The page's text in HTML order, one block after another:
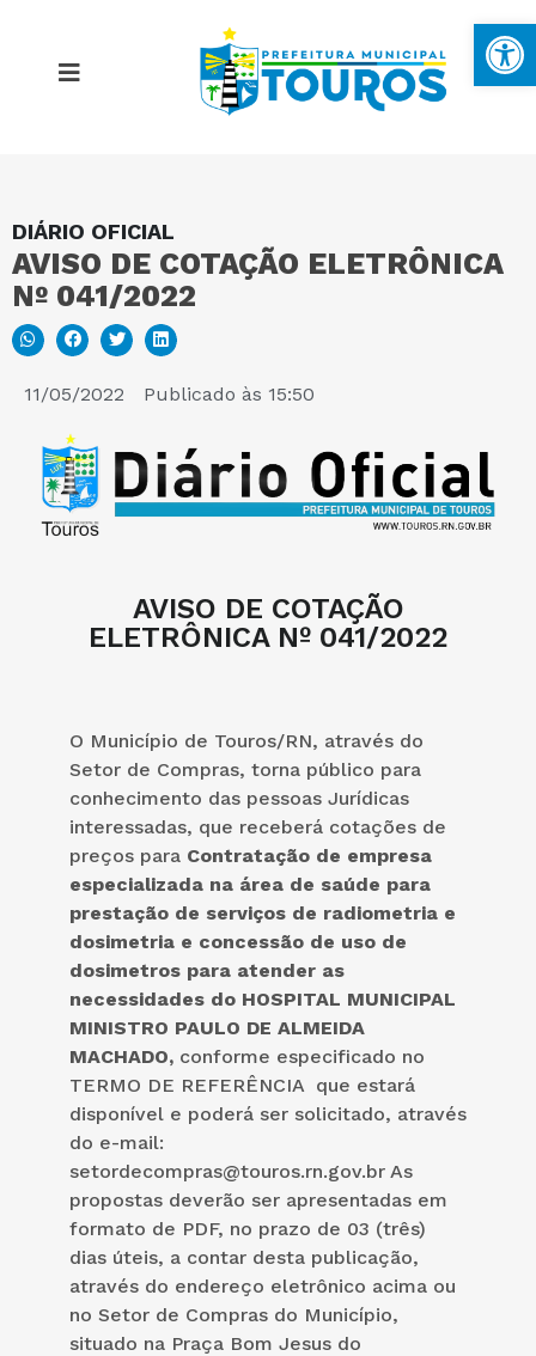
DIÁRIO OFICIAL
AVISO DE COTAÇÃO ELETRÔNICA
Nº 041/2022
11/05/2022 Publicado às 15:50
AVISO DE COTAÇÃO
ELETRÔNICA Nº 041/2022
O Município de Touros/RN, através do
Setor de Compras, torna público para
conhecimento das pessoas Jurídicas
interessadas, que receberá cotações de
preços para Contratação de empresa
especializada na área de saúde para
prestação de serviços de radiometria e
dosimetria e concessão de uso de
dosimetros para atender as
necessidades do HOSPITAL MUNICIPAL
MINISTRO PAULO DE ALMEIDA
MACHADO, conforme especificado no
TERMO DE REFERÊNCIA que estará
disponível e poderá ser solicitado, através
do e-mail:
setordecompras@touros.rn.gov.br As
propostas deverão ser apresentadas em
formato de PDF, no prazo de 03 (três)
dias úteis, a contar desta publicação,
através do endereço eletrônico acima ou
no Setor de Compras do Município,
situado na Praça Bom Jesus do
MAPA DO SITE
PORTAL DA TRANSPARÊNCIA
E-SIC
PERGUNTAS FREQUENTES